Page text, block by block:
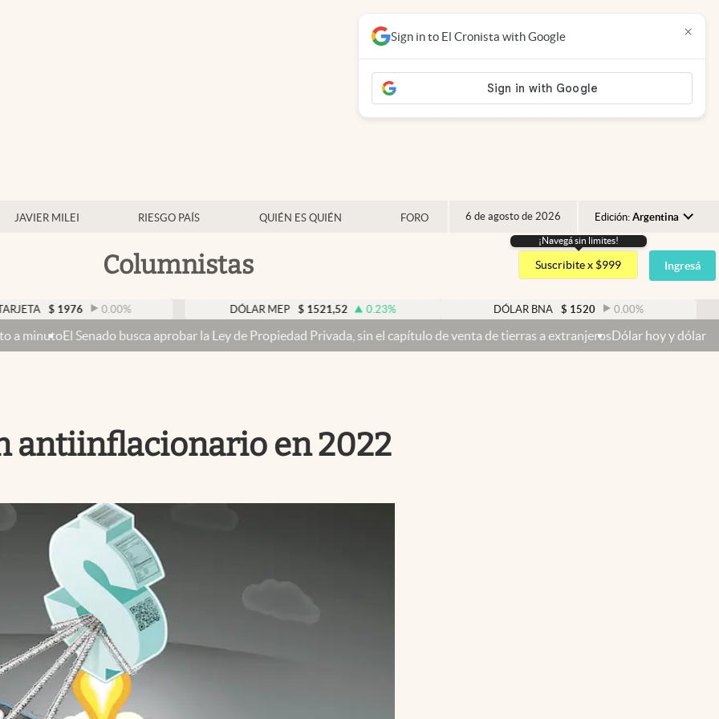
JAVIER MILEI RIESGO PAÍS QUIÉN ES QUIÉN FORO 6 de agosto de 2026 Edición: Argentina
Argentina
España
USA
Colombia
Columnistas
¡Navegá sin limites!
Suscribite x $999 Ingresá
$ 1976 0.00% DÓLAR MEP $ 1521,52 0.23% DÓLAR BNA $ 1520 0.00%
Senado busca aprobar la Ley de Propiedad Privada, sin el capítulo de venta de tierras a extranjerosDólar hoy y dólar blue hoy: cuál
Sign in to El Cronista with Google ×
antiinflacionario en 2022